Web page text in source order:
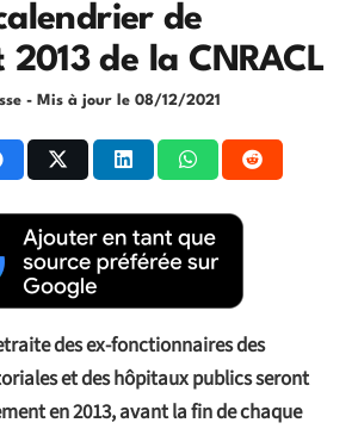
de
de la CNRACL
- Mis à jour le 08/12/2021
des ex-fonctionnaires des
et des hôpitaux publics seront
en 2013, avant la fin de chaque